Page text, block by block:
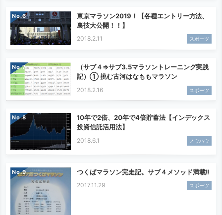
No.
東京マラソン2019！【各種エントリー方法、
裏技大公開！！】
2018.2.11 スポーツ
No.
（サブ４⇒サブ3.5マラソントレーニング実践
記）① 挑む古河はなももマラソン
2018.2.16 スポーツ
No.
10年で2倍、20年で4倍貯蓄法【インデックス
投資信託活用法】
2018.6.1 ノウハウ
No. つくばマラソン完走記。サブ４メソッド満載!!
2017.11.29 スポーツ